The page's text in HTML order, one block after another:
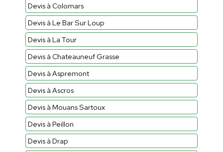
Devis à Colomars
Devis à Le Bar Sur Loup
Devis à La Tour
Devis à Chateauneuf Grasse
Devis à Aspremont
Devis à Ascros
Devis à Mouans Sartoux
Devis à Peillon
Devis à Drap